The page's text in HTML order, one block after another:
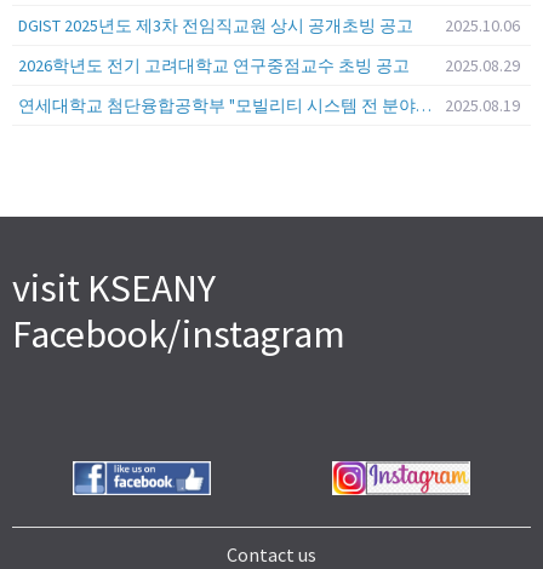
DGIST 2025년도 제3차 전임직교원 상시 공개초빙 공고
2025.10.06
2026학년도 전기 고려대학교 연구중점교수 초빙 공고
2025.08.29
연세대학교 첨단융합공학부 "모빌리티 시스템 전 분야" 전임교원 특별채용 (2026년 9월 1일자 임용 예정)
2025.08.19
visit KSEANY
Facebook/instagram
Contact us